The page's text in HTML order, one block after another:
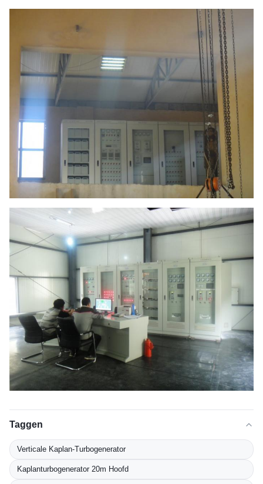
Taggen
Verticale Kaplan-Turbogenerator
Kaplanturbogenerator 20m Hoofd